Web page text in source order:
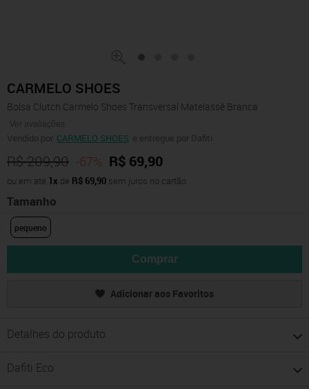
CARMELO SHOES
Bolsa Clutch Carmelo Shoes Transversal Matelassê Branca
Ver avaliações
Vendido por CARMELO SHOES e entregue por Dafiti
R$ 209,90 -67% R$ 69,90
ou em até 1x de R$ 69,90 sem juros no cartão
Tamanho
pequeno
Comprar
Adicionar aos Favoritos
Detalhes do produto
Dafiti Eco